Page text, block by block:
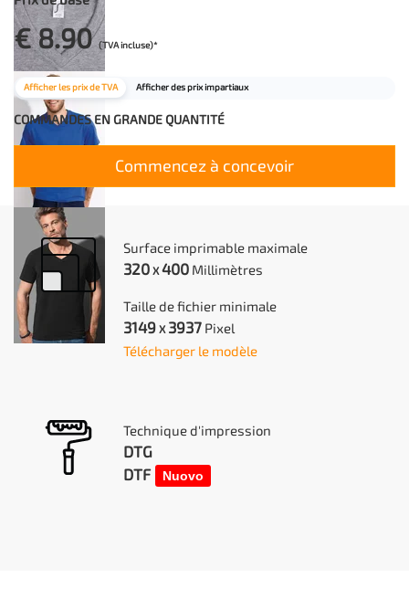
Disponibile in 11 colori nelle
taglie dalla S alla XXL, con
area stampabile massima di
320×400 mm su fronte e retro.
Stampiamo con tecnologia
DTG o DTF fino a 1.200×1.200
dpi, con inchiostri certificati
ECO PASSPORT da OEKO-TEX®.
€ 8.90(TVA incluse)*
Afficher les prix de TVA Afficher des prix impartiaux
COMMANDES EN GRANDE QUANTITÉ
Commencez à concevoir
Surface imprimable maximale
320 X 400Millimètres
Taille de fichier minimale
3149 X 3937Pixel
Télécharger le modèle
Technique d'impression
DTG
DTF
Nuovo